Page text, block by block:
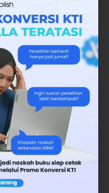
klik tombol “View All
isi artikel
secara
jurnal bisa
tombol download
Silahkan
pengunduhan.
Melalui
yang kedua
jurnal dan
legal. Salah